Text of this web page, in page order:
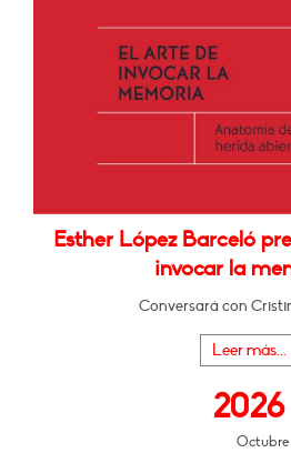
Esther López Barceló
invocar la
Conversará con
Leer más...
2026
Octubre